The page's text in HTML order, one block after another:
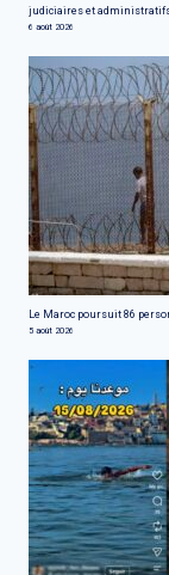
judiciaires et
6 août 2026
Le Maroc poursuit 86
5 août 2026